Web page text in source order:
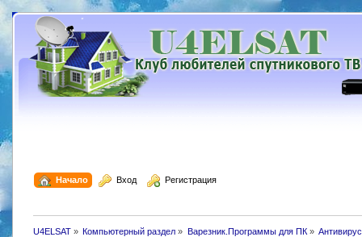
Начало Вход Регистрация
U4ELSAT» Компьютерный раздел » Варезник.Программы для ПК»